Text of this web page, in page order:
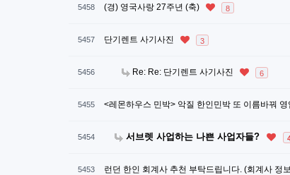
5458 (경) 영국사랑 27주년 (축) 8
5457 단기렌트 사기사진 3
5456 Re: Re: 단기렌트 사기사진 6
5455 <레몬하우스 민박> 악질 한인민박 또 이름바꿔
5454 서브렛 사업하는 나쁜 사업자들?
5453 런던 한인 회계사 추천 부탁드립니다. (회계사 정